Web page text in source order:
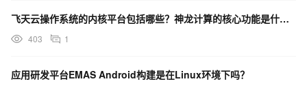
飞天云操作系统的内核平台包括哪些？神龙计算的核心功能是什么？
403 1
应用研发平台EMAS Android构建是在Linux环境下吗？